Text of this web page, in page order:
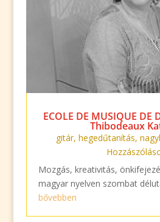
ECOLE DE MUSIQUE DE
Thibodeaux
gitár, hegedűtanítás,
Mozgás, kreativitás,
magyar nyelven szombat
bővebben